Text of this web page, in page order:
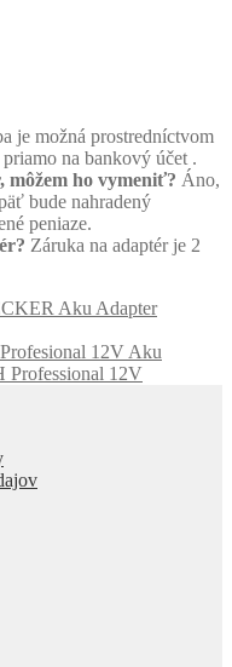
je možná prostredníctvom
na bankový účet .
môžem ho vymeniť? Áno,
bude nahradený
peniaze.
Záruka na adaptér je 2
Aku Adapter
Aku
Professional 12V